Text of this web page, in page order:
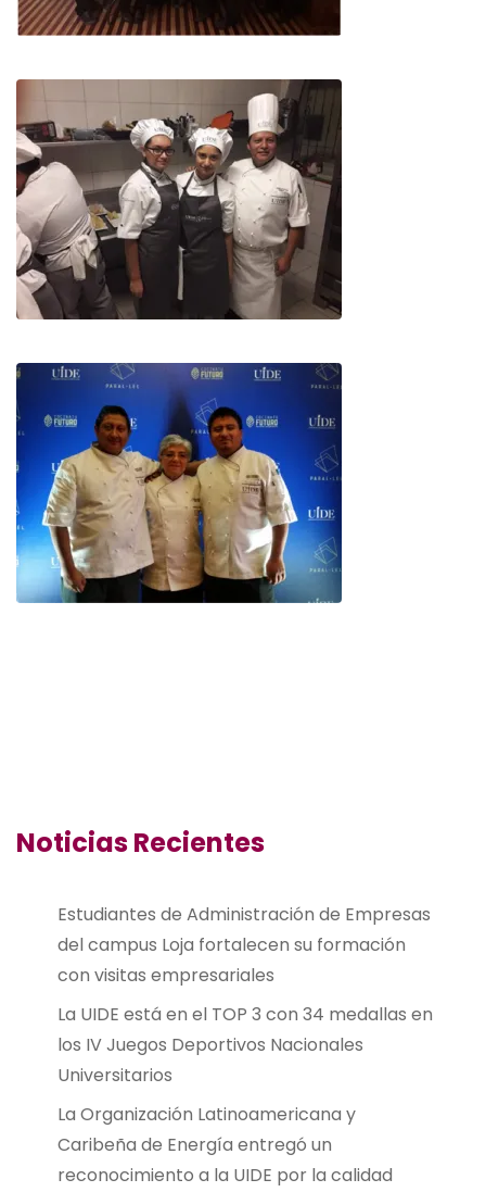
Noticias Recientes
Estudiantes de Administración de Empresas
del campus Loja fortalecen su formación
con visitas empresariales
La UIDE está en el TOP 3 con 34 medallas en
los IV Juegos Deportivos Nacionales
Universitarios
La Organización Latinoamericana y
Caribeña de Energía entregó un
reconocimiento a la UIDE por la calidad